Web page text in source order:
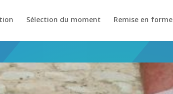
Sélection du moment Remise en forme